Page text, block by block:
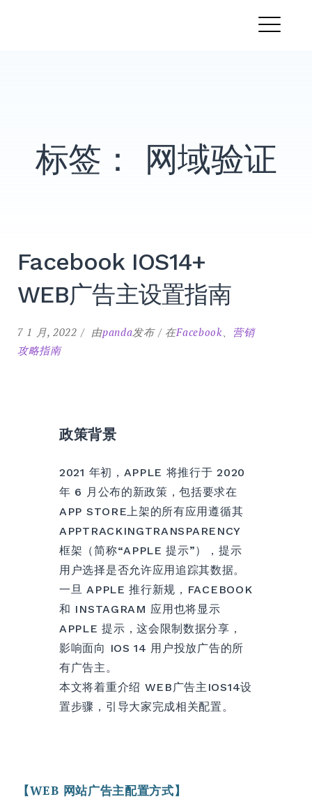
标签： 网域验证
Facebook IOS14+
WEB广告主设置指南
7 1 月, 2022 由panda发布 在Facebook、 营销
攻略指南
政策背景
2021 年初，APPLE 将推行于 2020
年 6 月公布的新政策，包括要求在
APP STORE上架的所有应用遵循其
APPTRACKINGTRANSPARENCY
框架（简称“APPLE 提示”），提示
用户选择是否允许应用追踪其数据。
一旦 APPLE 推行新规，FACEBOOK
和 INSTAGRAM 应用也将显示
APPLE 提示，这会限制数据分享，
影响面向 IOS 14 用户投放广告的所
有广告主。
本文将着重介绍 WEB广告主IOS14设
置步骤，引导大家完成相关配置。
【WEB 网站广告主配置方式】